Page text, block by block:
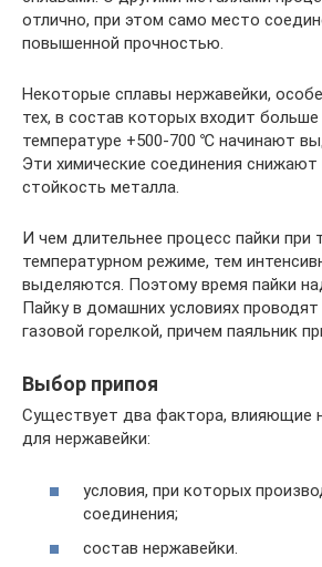
отлично, при этом само место
повышенной прочностью.
Некоторые сплавы нержавейки,
тех, в состав которых входит больше
температуре +500-700 ℃ начинают
Эти химические соединения
стойкость металла.
И чем длительнее процесс пайки при
температурном режиме, тем
выделяются. Поэтому время пайки
Пайку в домашних условиях
газовой горелкой, причем паяльник
Выбор припоя
Существует два фактора, влияющие
для нержавейки:
условия, при которых
соединения;
состав нержавейки.